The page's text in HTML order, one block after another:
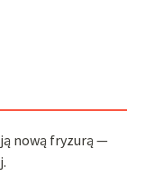
nową fryzurą —